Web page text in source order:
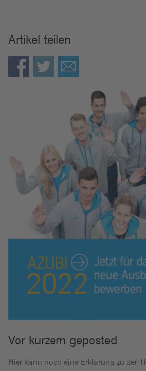
Artikel teilen
Vor kurzem geposted
Hier kann noch eine Erklärung zu der